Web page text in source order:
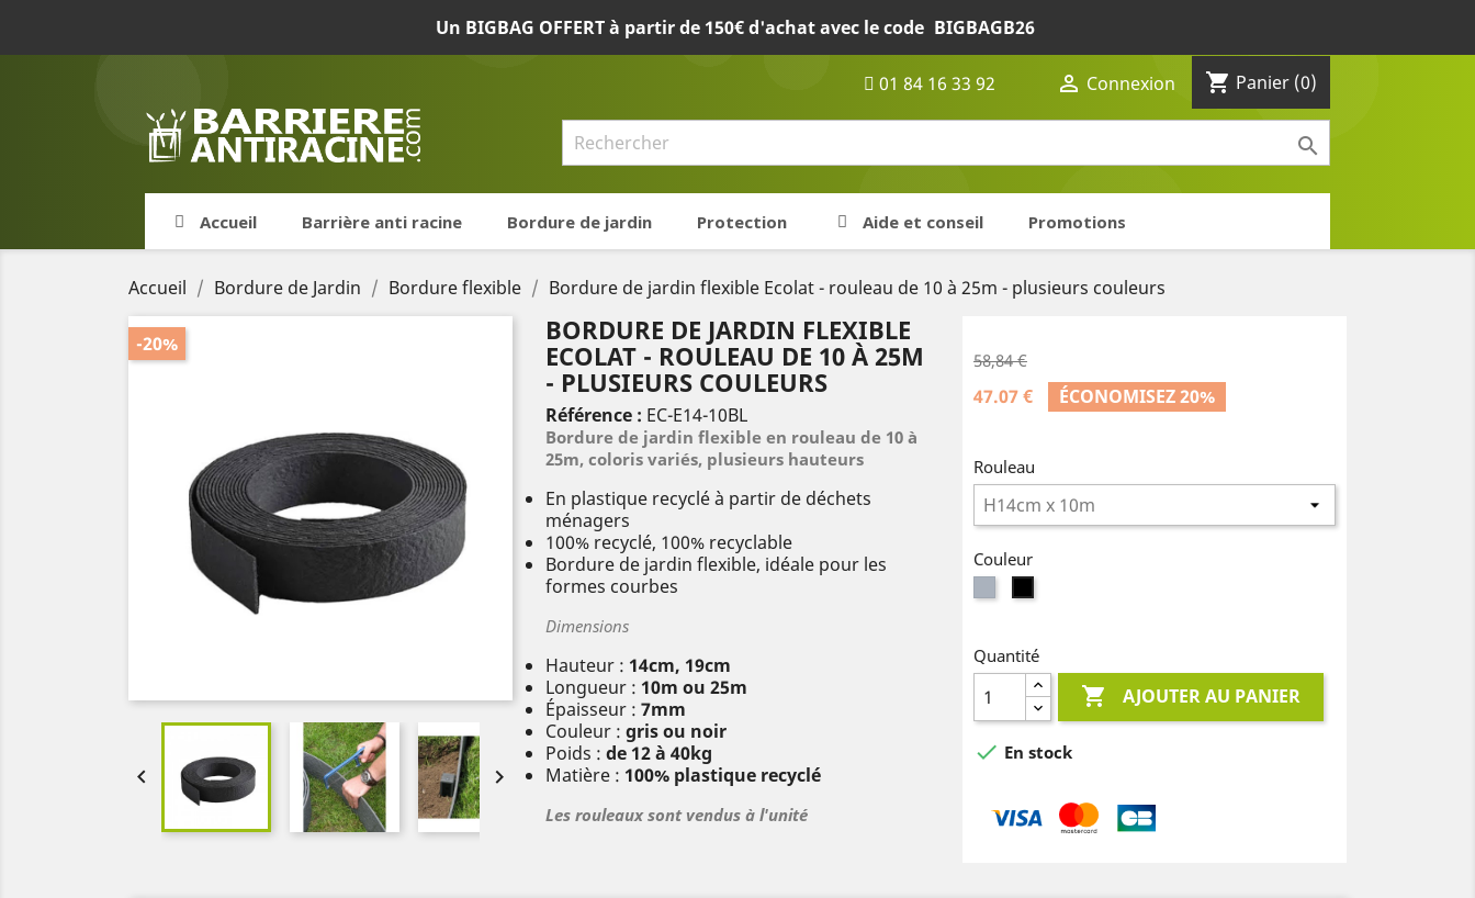
Un BIGBAG OFFERT à partir de 150€ d'achat avec le code BIGBAGB26
01 84 16 33 92  Connexion shopping_cart Panier (0)

Accueil Barrière anti racine Bordure de jardin Protection Aide et conseil Promotions
Accueil Bordure de Jardin Bordure flexible Bordure de jardin flexible Ecolat - rouleau de 10 à 25m - plusieurs couleurs
-20%
 
BORDURE DE JARDIN FLEXIBLE
ECOLAT - ROULEAU DE 10 À 25M
- PLUSIEURS COULEURS
Référence : EC-E14-10BL
Bordure de jardin flexible en rouleau de 10 à
25m, coloris variés, plusieurs hauteurs
En plastique recyclé à partir de déchets
ménagers
100% recyclé, 100% recyclable
Bordure de jardin flexible, idéale pour les
formes courbes
Dimensions
Hauteur : 14cm, 19cm
Longueur : 10m ou 25m
Épaisseur : 7mm
Couleur : gris ou noir
Poids : de 12 à 40kg
Matière : 100% plastique recyclé
Les rouleaux sont vendus à l'unité
58,84 €
47.07 € ÉCONOMISEZ 20%
Rouleau
Couleur
Quantité
 AJOUTER AU PANIER
 En stock